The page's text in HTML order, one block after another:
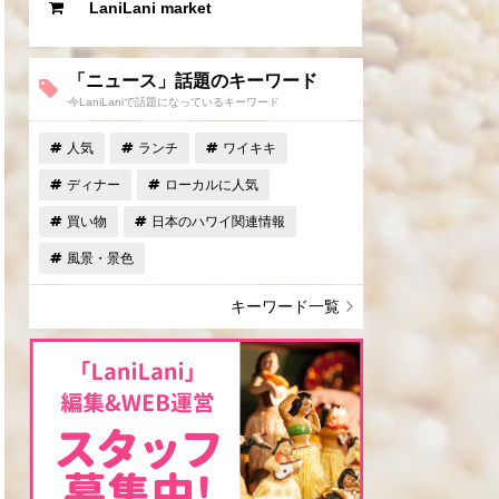
LaniLani market
「ニュース」話題のキーワード
今LaniLaniで話題になっているキーワード
人気 ランチ ワイキキ
ディナー ローカルに人気
買い物 日本のハワイ関連情報
風景・景色
キーワード一覧